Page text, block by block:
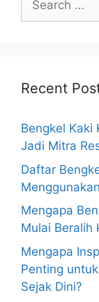
Recent
Bengkel Kaki
Jadi Mitra
Daftar
Mengapa
Mulai Beralih
Mengapa
Penting
Sejak Dini?